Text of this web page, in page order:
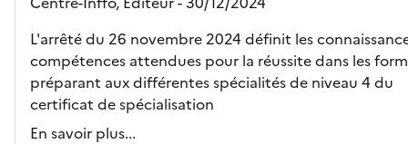
L'arrêté du 26 novembre 2024 définit les
compétences attendues pour la réussite dans les
préparant aux différentes spécialités de niveau 4 du
certificat de spécialisation
En savoir plus...